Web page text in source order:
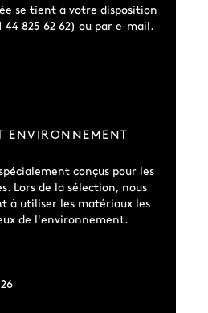
se tient à votre disposition
44 825 62 62) ou par e-mail.
ENVIRONNEMENT
conçus pour les
Lors de la sélection, nous
à utiliser les matériaux les
de l'environnement.